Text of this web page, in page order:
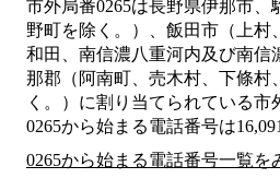
市外局番0265は長野県伊那市、
野町を除く。）、飯田市（上村
和田、南信濃八重河内及び南信
那郡（阿南町、売木村、下條村
く。） に割り当てられている市
0265から始まる電話番号は
0265から始まる電話番号一覧を